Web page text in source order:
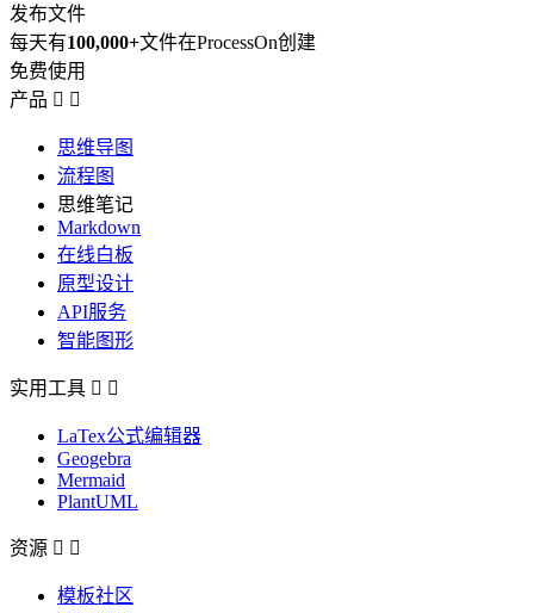
发布文件
每天有100,000+文件在ProcessOn创建
免费使用
产品  
思维导图
流程图
思维笔记
Markdown
在线白板
原型设计
API服务
智能图形
实用工具  
LaTex公式编辑器
Geogebra
Mermaid
PlantUML
资源  
模板社区